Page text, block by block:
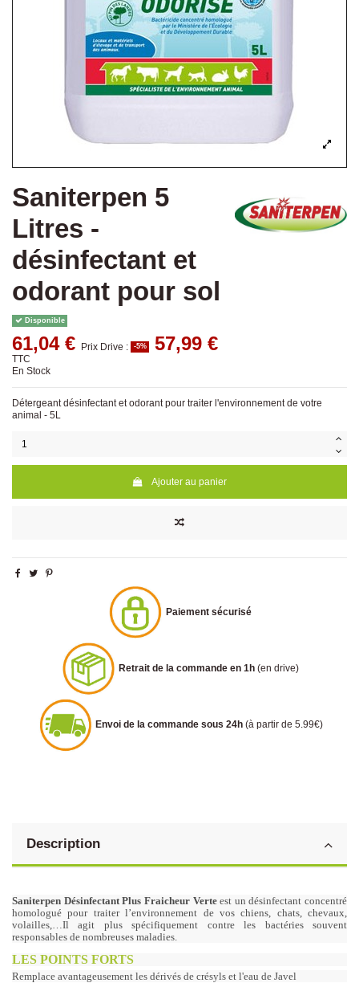
Saniterpen 5
Litres -
désinfectant et
odorant pour sol
Disponible
61,04 € Prix Drive : -5% 57,99 €
TTC
En Stock
Détergeant désinfectant et odorant pour traiter l'environnement de votre
animal - 5L
Ajouter au panier
Paiement sécurisé
Retrait de la commande en 1h (en drive)
Envoi de la commande sous 24h (à partir de 5.99€)
Description
Saniterpen Désinfectant Plus Fraicheur Verteest un désinfectant concentré
homologué pour traiter l’environnement de vos chiens, chats, chevaux,
volailles,…Il agit plus spécifiquement contre les bactéries souvent
responsables de nombreuses maladies.
LES POINTS FORTS
Remplace avantageusement les dérivés de crésyls et l'eau de Javel